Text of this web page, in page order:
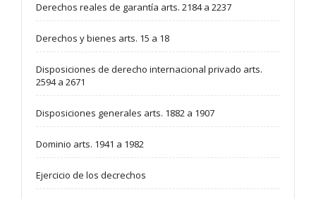
Derechos reales de garantía arts. 2184 a 2237
Derechos y bienes arts. 15 a 18
Disposiciones de derecho internacional privado arts.
2594 a 2671
Disposiciones generales arts. 1882 a 1907
Dominio arts. 1941 a 1982
Ejercicio de los decrechos